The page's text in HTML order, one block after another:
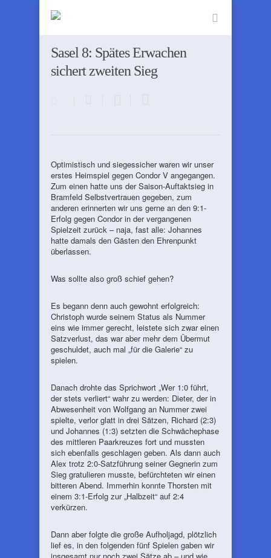
Sasel 8: Spätes Erwachen
sichert zweiten Sieg
Optimistisch und siegessicher waren wir unser
erstes Heimspiel gegen Condor V angegangen.
Zum einen hatte uns der Saison-Auftaktsieg in
Bramfeld Selbstvertrauen gegeben, zum
anderen erinnerten wir uns gerne an den 9:1-
Erfolg gegen Condor in der vergangenen
Spielzeit zurück – naja, fast alle: Johannes
hatte damals den Gästen den Ehrenpunkt
überlassen.
Was sollte also groß schief gehen?
Es begann denn auch gewohnt erfolgreich:
Christoph wurde seinem Status als Nummer
eins wie immer gerecht, leistete sich zwar einen
Satzverlust, das war aber mehr dem Übermut
geschuldet, auch mal „für die Galerie“ zu
spielen.
Danach drohte das Sprichwort „Wer 1:0 führt,
der stets verliert“ wahr zu werden: Dieter, der in
Abwesenheit von Wolfgang an Nummer zwei
spielte, verlor glatt in drei Sätzen, Richard (2:3)
und Johannes (1:3) setzten die Schwächephase
des mittleren Paarkreuzes fort und mussten
sich ebenfalls geschlagen geben. Als dann auch
Alex trotz 2:0-Satzführung seiner Gegnerin zum
Sieg gratulieren musste, befürchteten wir einen
bitteren Abend. Immerhin konnte Thorsten mit
einem 3:1-Erfolg zur „Halbzeit“ auf 2:4
verkürzen.
Dann aber folgte die große Aufholjagd, plötzlich
lief es, in den folgenden fünf Spielen gaben wir